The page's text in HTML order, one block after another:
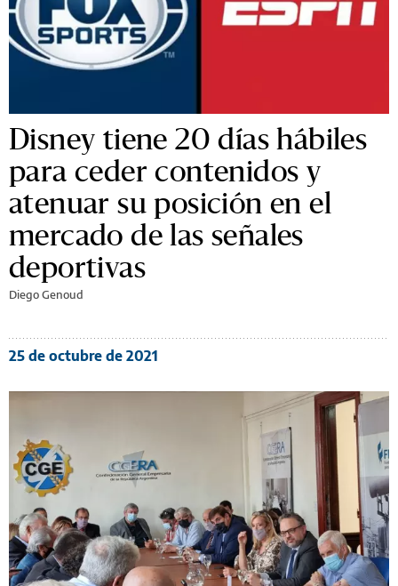
Disney tiene 20 días hábiles
para ceder contenidos y
atenuar su posición en el
mercado de las señales
deportivas
Diego Genoud
25 de octubre de 2021